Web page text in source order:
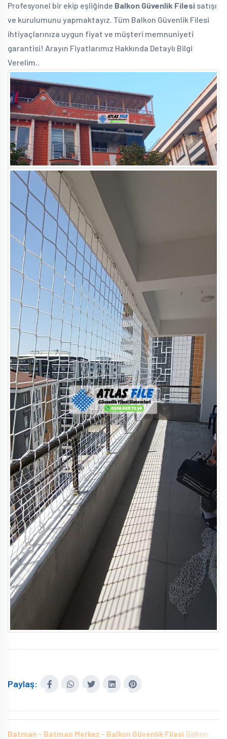
Profesyonel bir ekip eşliğinde Balkon Güvenlik Filesi satışı
ve kurulumunu yapmaktayız. Tüm Balkon Güvenlik Filesi
ihtiyaçlarınıza uygun fiyat ve müşteri memnuniyeti
garantisi! Arayın Fiyatlarımız Hakkında Detaylı Bilgi
Verelim..
Paylaş:
Batman - Batman Merkez - Balkon Güvenlik Filesi Balkon